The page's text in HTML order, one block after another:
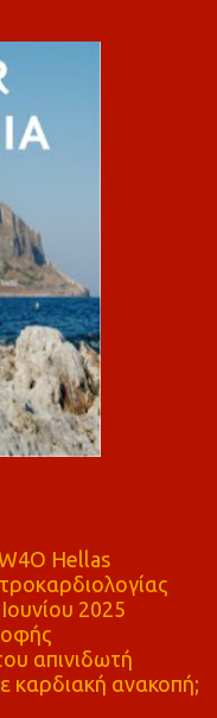
Hellas
2025
απινιδωτή
καρδιακή ανακοπή;